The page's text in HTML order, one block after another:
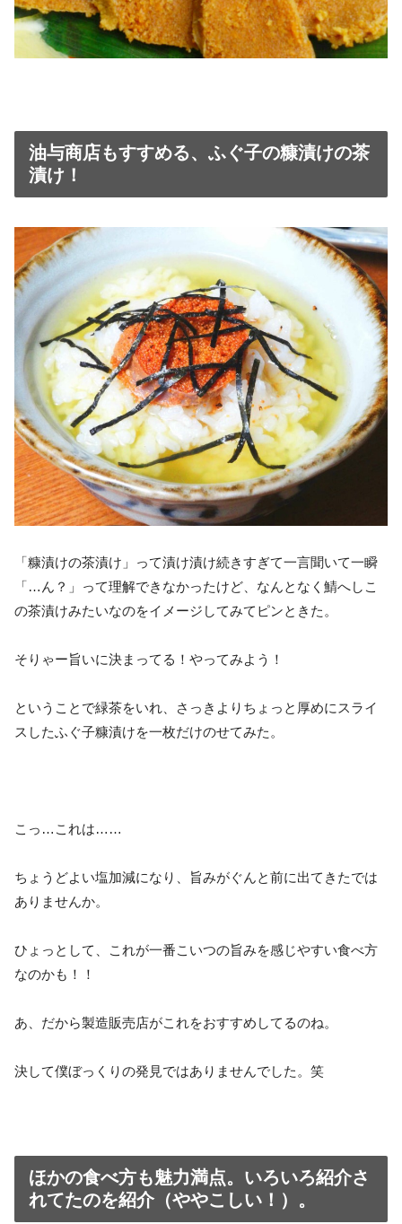
油与商店もすすめる、ふぐ子の糠漬けの茶
漬け！
「糠漬けの茶漬け」って漬け漬け続きすぎて一言聞いて一瞬
「…ん？」って理解できなかったけど、なんとなく鯖へしこ
の茶漬けみたいなのをイメージしてみてピンときた。
そりゃー旨いに決まってる！やってみよう！
ということで緑茶をいれ、さっきよりちょっと厚めにスライ
スしたふぐ子糠漬けを一枚だけのせてみた。
こっ…これは……
ちょうどよい塩加減になり、旨みがぐんと前に出てきたでは
ありませんか。
ひょっとして、これが一番こいつの旨みを感じやすい食べ方
なのかも！！
あ、だから製造販売店がこれをおすすめしてるのね。
決して僕ぼっくりの発見ではありませんでした。笑
ほかの食べ方も魅力満点。いろいろ紹介さ
れてたのを紹介（ややこしい！）。